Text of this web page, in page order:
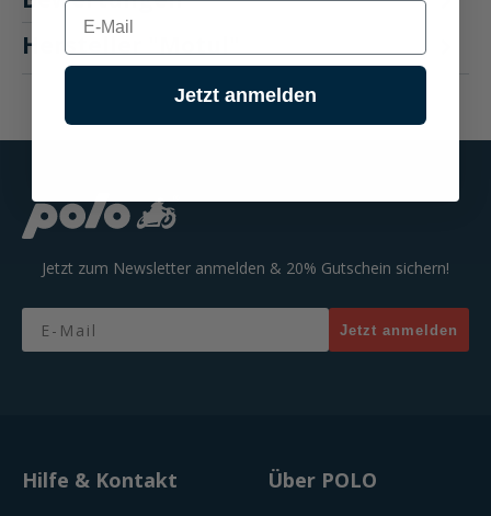
Hersteller "Motul"
Jetzt zum Newsletter anmelden & 20% Gutschein sichern!
Email
Jetzt anmelden
Hilfe & Kontakt Über POLO
E-mail
Jetzt anmelden